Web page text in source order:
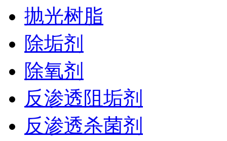
抛光树脂
除垢剂
除氧剂
反渗透阻垢剂
反渗透杀菌剂